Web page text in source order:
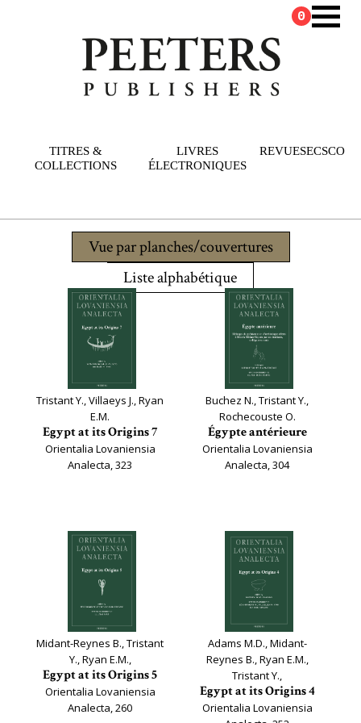
TITRES &
COLLECTIONS
LIVRES
ÉLECTRONIQUES
REVUESECSCO
0
Vue par planches/couvertures
Liste alphabétique
Tristant Y., Villaeys J., Ryan
E.M.
Egypt at its Origins 7
Orientalia Lovaniensia
Analecta, 323
Buchez N., Tristant Y.,
Rochecouste O.
Égypte antérieure
Orientalia Lovaniensia
Analecta, 304
Midant-Reynes B., Tristant
Y., Ryan E.M.,
Egypt at its Origins 5
Orientalia Lovaniensia
Analecta, 260
Adams M.D., Midant-
Reynes B., Ryan E.M.,
Tristant Y.,
Egypt at its Origins 4
Orientalia Lovaniensia